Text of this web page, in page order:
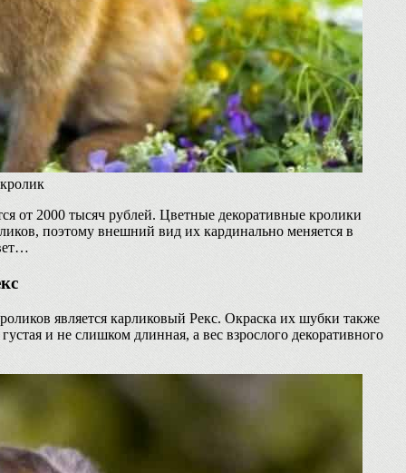
от 2000 тысяч рублей. Цветные декоративные кролики
поэтому внешний вид их кардинально меняется в
является карликовый Рекс. Окраска их шубки также
и не слишком длинная, а вес взрослого декоративного